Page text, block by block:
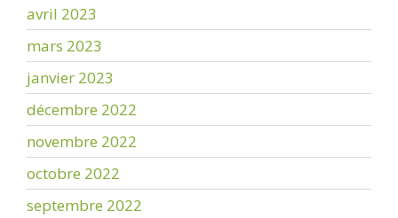
avril 2023
mars 2023
janvier 2023
décembre 2022
novembre 2022
octobre 2022
septembre 2022